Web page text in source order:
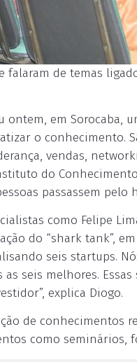
de temas
ontem, em Sorocaba,
o conhecimento.
vendas,
do
passassem
como Felipe
do “shark tank”,
seis startups.
seis melhores.
explica Diogo.
de conhecimentos
como seminários,